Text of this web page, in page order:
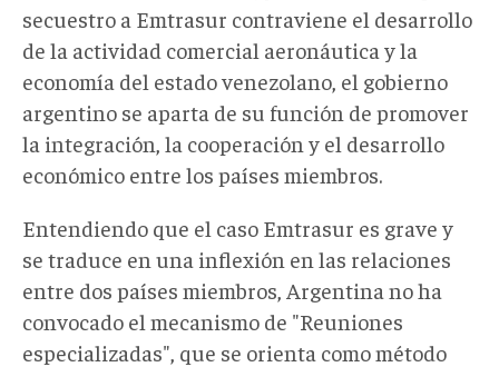
secuestro a Emtrasur contraviene el desarrollo
de la actividad comercial aeronáutica y la
economía del estado venezolano, el gobierno
argentino se aparta de su función de promover
la integración, la cooperación y el desarrollo
económico entre los países miembros.
Entendiendo que el caso Emtrasur es grave y
se traduce en una inflexión en las relaciones
entre dos países miembros, Argentina no ha
convocado el mecanismo de "Reuniones
especializadas", que se orienta como método